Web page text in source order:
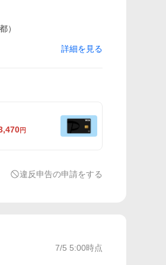
）
詳細を見る
円
違反申告の申請をする
7/5 5:00時点